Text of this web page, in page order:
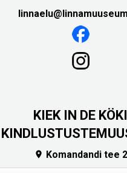
KIEK IN DE KÖKI
 Komandandi tee 2